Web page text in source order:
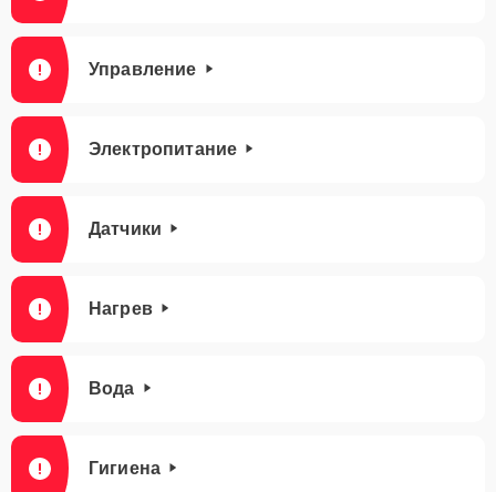
Управление
Электропитание
Датчики
Нагрев
Вода
Гигиена